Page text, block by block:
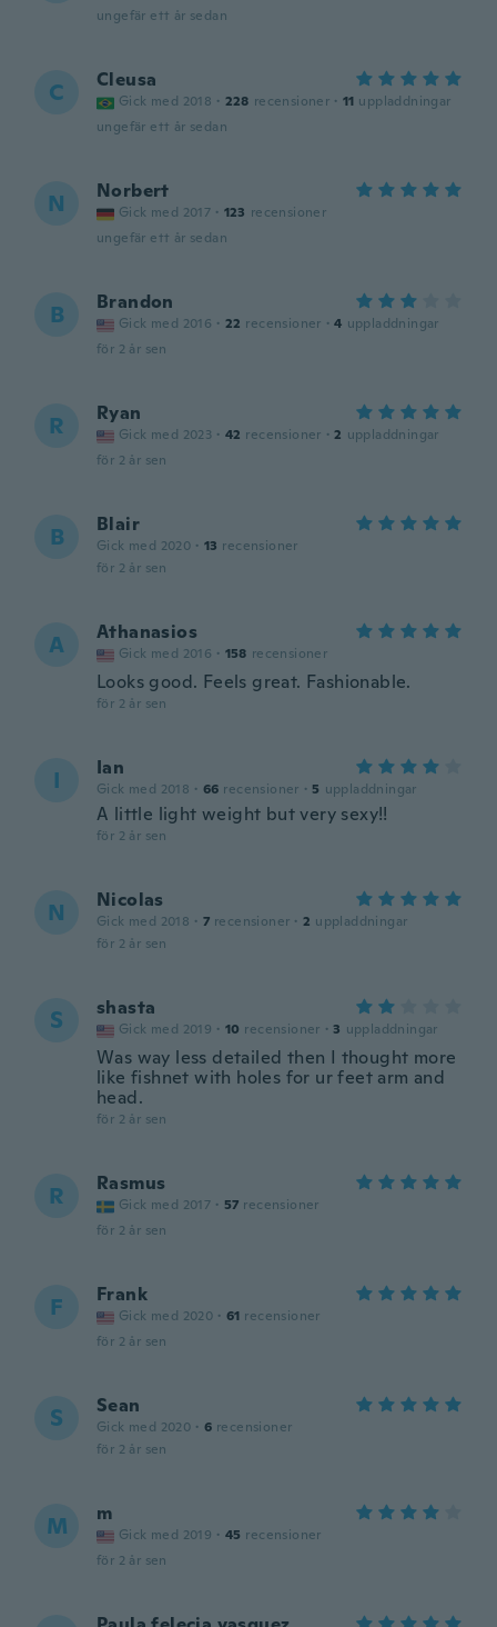
ungefär ett år sedan
C Cleusa
Gick med 2018 · 228 recensioner · 11 uppladdningar
ungefär ett år sedan
N Norbert
Gick med 2017 · 123 recensioner
ungefär ett år sedan
B Brandon
Gick med 2016 · 22 recensioner · 4 uppladdningar
för 2 år sen
R Ryan
Gick med 2023 · 42 recensioner · 2 uppladdningar
för 2 år sen
B Blair
Gick med 2020 · 13 recensioner
för 2 år sen
A Athanasios
Gick med 2016 · 158 recensioner
Looks good. Feels great. Fashionable.
för 2 år sen
I Ian
Gick med 2018 · 66 recensioner · 5 uppladdningar
A little light weight but very sexy!!
för 2 år sen
N Nicolas
Gick med 2018 · 7 recensioner · 2 uppladdningar
för 2 år sen
S shasta
Gick med 2019 · 10 recensioner · 3 uppladdningar
Was way less detailed then I thought more
like fishnet with holes for ur feet arm and
head.
för 2 år sen
R Rasmus
Gick med 2017 · 57 recensioner
för 2 år sen
F Frank
Gick med 2020 · 61 recensioner
för 2 år sen
S Sean
Gick med 2020 · 6 recensioner
för 2 år sen
M m
Gick med 2019 · 45 recensioner
för 2 år sen